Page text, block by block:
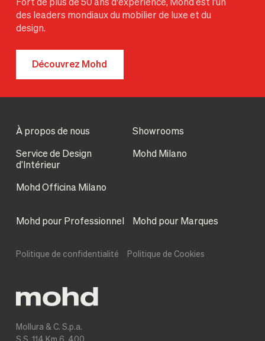
Fort de plus de 50 ans d'expérience, Mohd est l'un
des leaders mondiaux du mobilier de luxe et du
design.
Découvrez Mohd
Mollura & C. S.p.a.
À propos de nous Showrooms
Service de Design
d’Intérieur
Mohd Milano
Mohd Officina Milano
Mohd pour Professionnel Mohd pour Marques
Politique de confidentialité Politique de Cookies